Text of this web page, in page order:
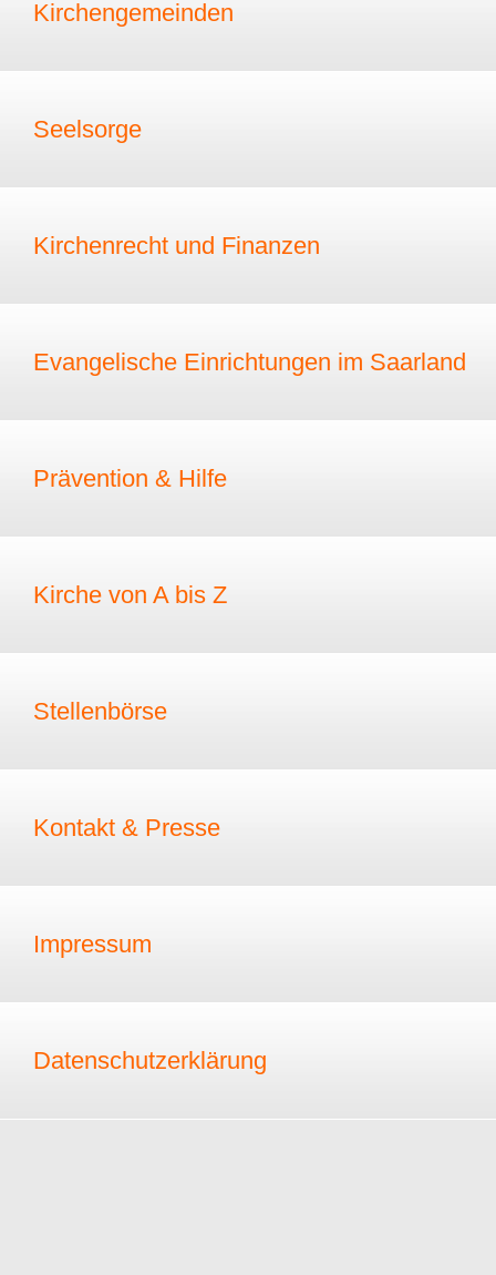
Kirchengemeinden
Seelsorge
Kirchenrecht und Finanzen
Evangelische Einrichtungen im Saarland
Prävention & Hilfe
Kirche von A bis Z
Stellenbörse
Kontakt & Presse
Impressum
Datenschutzerklärung